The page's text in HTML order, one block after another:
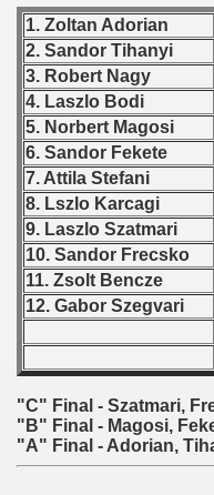
1. Zoltan Adorian
2. Sandor Tihanyi
3. Robert Nagy
4. Laszlo Bodi
5. Norbert Magosi
6. Sandor Fekete
7. Attila Stefani
8. Lszlo Karcagi
9. Laszlo Szatmari
10. Sandor Frecsko
11. Zsolt Bencze
12. Gabor Szegvari
"C" Final - Szatmari,
"B" Final - Magosi,
"A" Final - Adorian,
1983
1984
1986